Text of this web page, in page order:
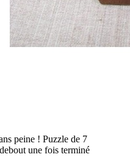
peine ! Puzzle de 7
une fois terminé